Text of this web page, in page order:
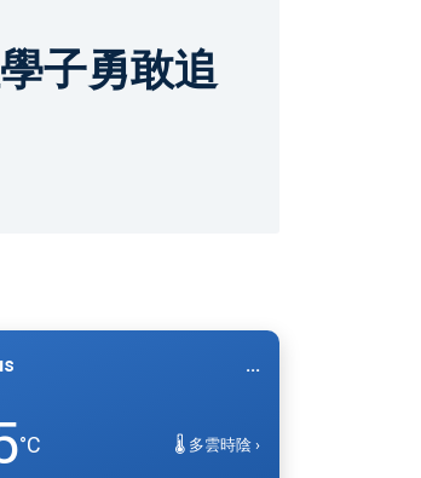
子勇敢追
...
°C 🌡️ 多雲時陰 ›